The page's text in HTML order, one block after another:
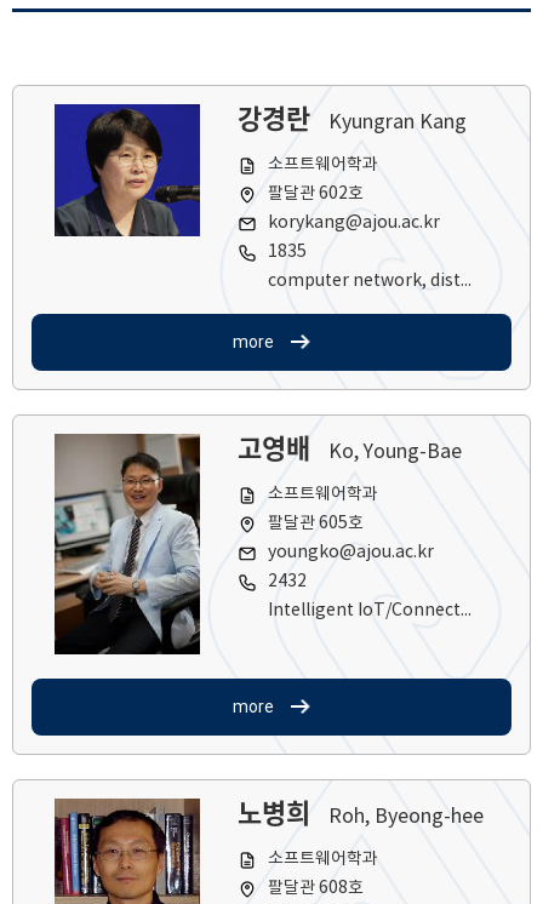
강경란 Kyungran Kang
소프트웨어학과
팔달관 602호
korykang@ajou.ac.kr
1835
computer network, distributed learning, AI Ethics, semantic communications
more
고영배 Ko, Young-Bae
소프트웨어학과
팔달관 605호
youngko@ajou.ac.kr
2432
Intelligent IoT/Connected Systems, UWB Indoor Positioning, Flying/Vehicular Ad Hoc Networking, Trust-guaranteed Networks (Blockchain), Edge Computing
more
노병희 Roh, Byeong-hee
소프트웨어학과
팔달관 608호